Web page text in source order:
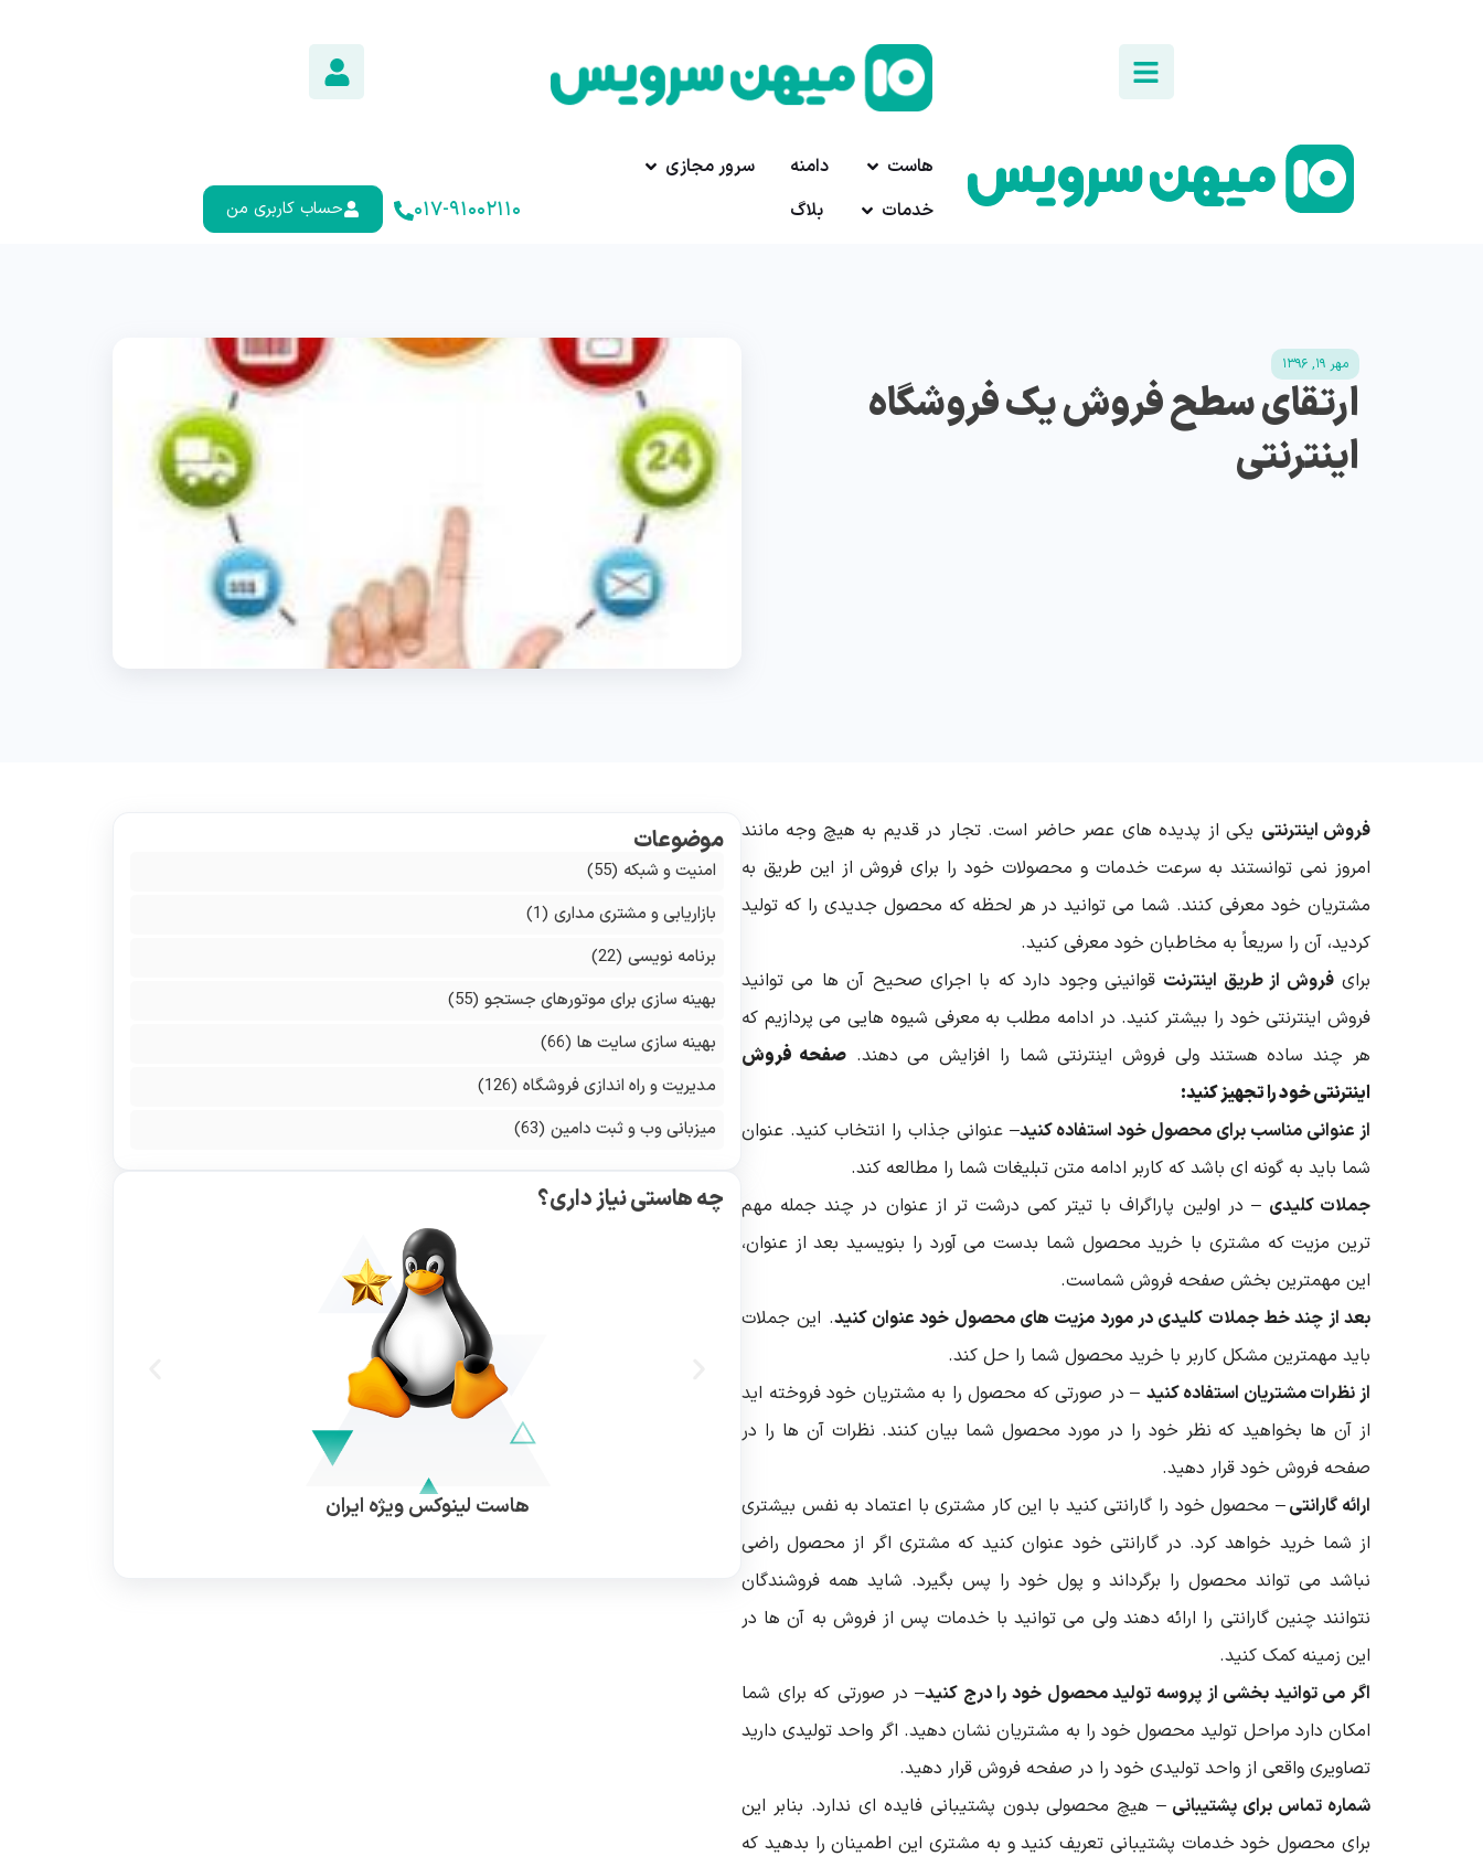
هاست دامنه
سرور مجازی
خدمات
بلاگ ۰۱۷-۹۱۰۰۲۱۱۰ حساب کاربری من
مهر ۱۹, ۱۳۹۶
ارتقای سطح فروش یک فروشگاه
اینترنتی
فروش اینترنتی یکی از پدیده های عصر حاضر است. تجار در قدیم به هیچ وجه مانند
امروز نمی توانستند به سرعت خدمات و محصولات خود را برای فروش از این طریق به
مشتریان خود معرفی کنند. شما می توانید در هر لحظه که محصول جدیدی را که تولید
کردید، آن را سریعاً به مخاطبان خود معرفی کنید.
برایفروش از طریق اینترنت قوانینی وجود دارد که با اجرای صحیح آن ها می توانید
فروش اینترنتی خود را بیشتر کنید. در ادامه مطلب به معرفی شیوه هایی می پردازیم که
هر چند ساده هستند ولی فروش اینترنتی شما را افزایش می دهند.صفحه فروش
اینترنتی خود را تجهیز کنید:
از عنوانی مناسب برای محصول خود استفاده کنید– عنوانی جذاب را انتخاب کنید. عنوان
شما باید به گونه ای باشد که کاربر ادامه متن تبلیغات شما را مطالعه کند.
جملات کلیدی – در اولین پاراگراف با تیتر کمی درشت تر از عنوان در چند جمله مهم
ترین مزیت که مشتری با خرید محصول شما بدست می آورد را بنویسید بعد از عنوان،
این مهمترین بخش صفحه فروش شماست.
بعد از چند خط جملات کلیدی در مورد مزیت های محصول خود عنوان کنید. این جملات
باید مهمترین مشکل کاربر با خرید محصول شما را حل کند.
از نظرات مشتریان استفاده کنید – در صورتی که محصول را به مشتریان خود فروخته اید
از آن ها بخواهید که نظر خود را در مورد محصول شما بیان کنند. نظرات آن ها را در
صفحه فروش خود قرار دهید.
ارائه گارانتی– محصول خود را گارانتی کنید با این کار مشتری با اعتماد به نفس بیشتری
از شما خرید خواهد کرد. در گارانتی خود عنوان کنید که مشتری اگر از محصول راضی
نباشد می تواند محصول را برگرداند و پول خود را پس بگیرد. شاید همه فروشندگان
نتوانند چنین گارانتی را ارائه دهند ولی می توانید با خدمات پس از فروش به آن ها در
این زمینه کمک کنید.
اگر می توانید بخشی از پروسه تولید محصول خود را درج کنید– در صورتی که برای شما
امکان دارد مراحل تولید محصول خود را به مشتریان نشان دهید. اگر واحد تولیدی دارید
تصاویری واقعی از واحد تولیدی خود را در صفحه فروش قرار دهید.
شماره تماس برای پشتیبانی – هیچ محصولی بدون پشتیبانی فایده ای ندارد. بنابر این
برای محصول خود خدمات پشتیبانی تعریف کنید و به مشتری این اطمینان را بدهید که
موضوعات
امنیت و شبکه (55)
بازاریابی و مشتری مداری (1)
برنامه نویسی (22)
بهینه سازی برای موتورهای جستجو (55)
بهینه سازی سایت ها (66)
مدیریت و راه اندازی فروشگاه (126)
میزبانی وب و ثبت دامین (63)
چه هاستی نیاز داری؟
هاست لینوکس ویژه ایران